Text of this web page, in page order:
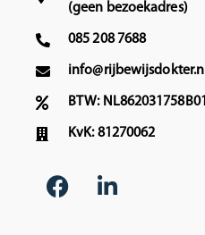
(geen bezoekadres)
085 208 7688
info@rijbewijsdokter.nl
BTW: NL862031758B01
KvK: 81270062